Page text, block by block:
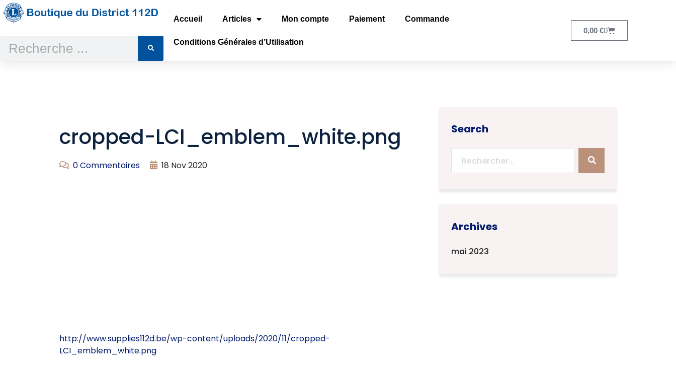
Accueil Articles Mon compte Paiement Commande
Conditions Générales d’Utilisation
0,00€0
cropped-LCI_emblem_white.png
0 Commentaires 18 Nov 2020
http://www.supplies112d.be/wp-content/uploads/2020/11/cropped-
LCI_emblem_white.png
Search
Archives
mai 2023